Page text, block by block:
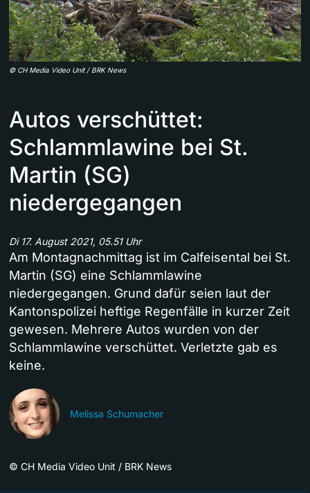
© CH Media Video Unit / BRK News
Autos verschüttet:
Schlammlawine bei St.
Martin (SG)
niedergegangen
Di 17. August 2021, 05.51 Uhr
Am Montagnachmittag ist im Calfeisental bei St.
Martin (SG) eine Schlammlawine
niedergegangen. Grund dafür seien laut der
Kantonspolizei heftige Regenfälle in kurzer Zeit
gewesen. Mehrere Autos wurden von der
Schlammlawine verschüttet. Verletzte gab es
keine.
Melissa Schumacher
© CH Media Video Unit / BRK News